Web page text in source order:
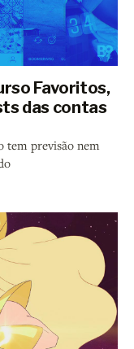
Favoritos,
das contas
tem previsão nem